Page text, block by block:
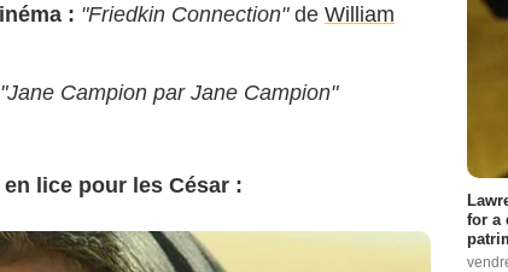
: "Friedkin Connection"de William
"Jane Campion par Jane Campion"
lice pour les César :
for a